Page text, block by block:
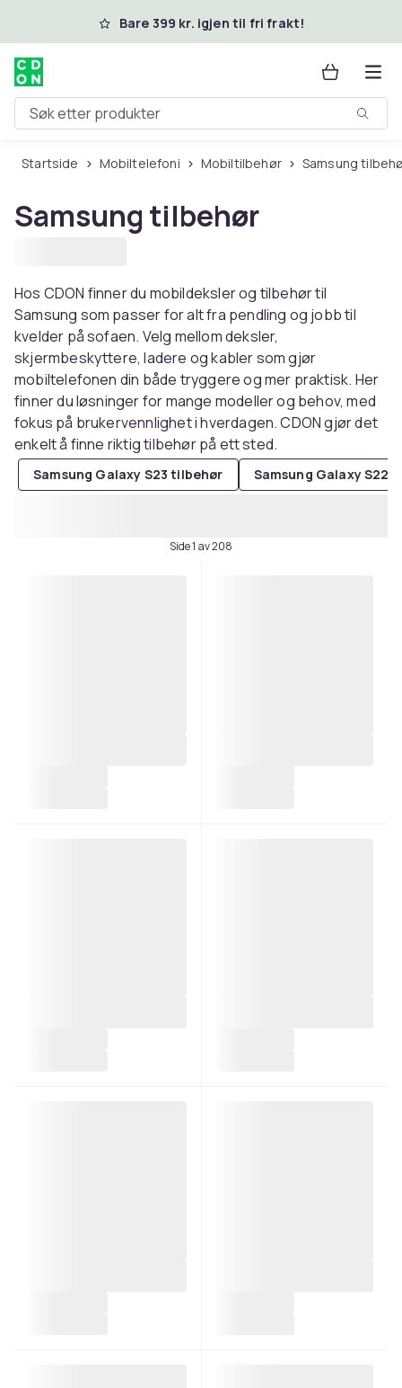
Hopp til hovedinnholdBare 399 kr. igjen til fri frakt!
Søk etter produkter
Startside Mobiltelefoni Mobiltilbehør Samsung
Samsung tilbehør
Hos CDON finner du mobildeksler og tilbehør til
Samsung som passer for alt fra pendling og jobb til
kvelder på sofaen. Velg mellom deksler,
skjermbeskyttere, ladere og kabler som gjør
mobiltelefonen din både tryggere og mer praktisk. Her
finner du løsninger for mange modeller og behov, med
fokus på brukervennlighet i hverdagen. CDON gjør det
enkelt å finne riktig tilbehør på ett sted.
Samsung Galaxy S23 tilbehør Samsung Galaxy S22
Side 1 av 208